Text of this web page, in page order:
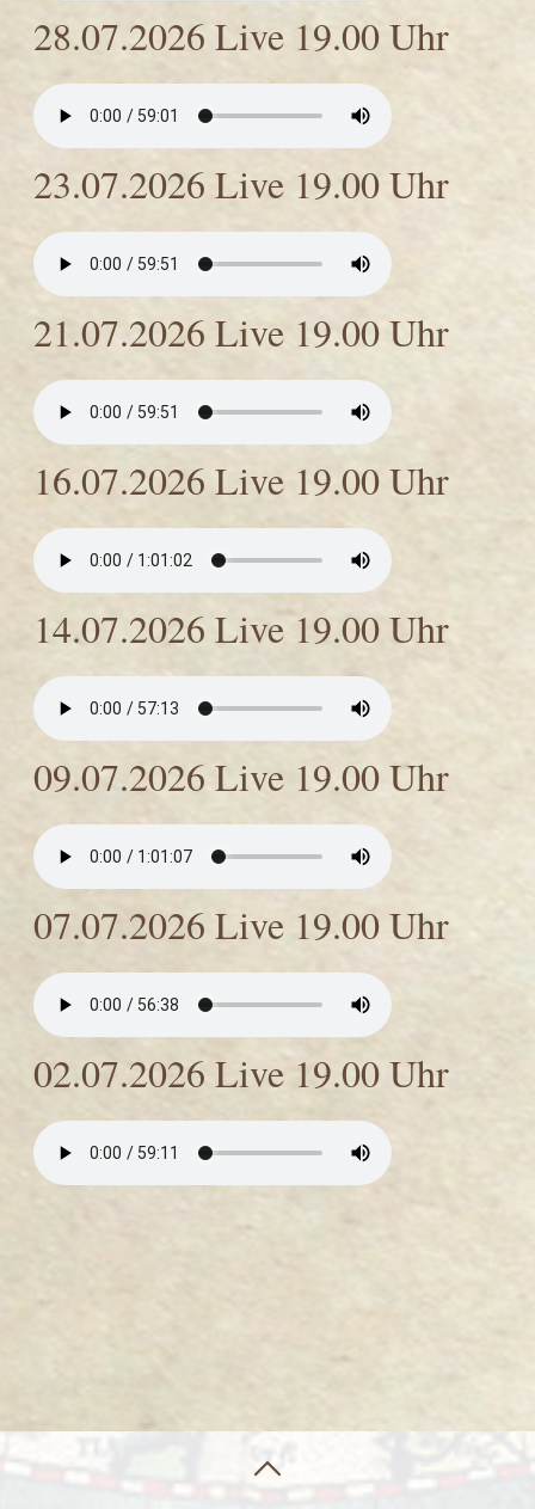
28.07.2026 Live 19.00 Uhr
23.07.2026 Live 19.00 Uhr
21.07.2026 Live 19.00 Uhr
16.07.2026 Live 19.00 Uhr
14.07.2026 Live 19.00 Uhr
09.07.2026 Live 19.00 Uhr
07.07.2026 Live 19.00 Uhr
02.07.2026 Live 19.00 Uhr